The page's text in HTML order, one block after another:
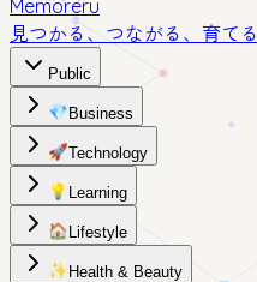
Memoreru
見つかる、つながる、育てる
Public
💎 Business
🚀Technology
💡 Learning
🏠 Lifestyle
✨ Health & Beauty